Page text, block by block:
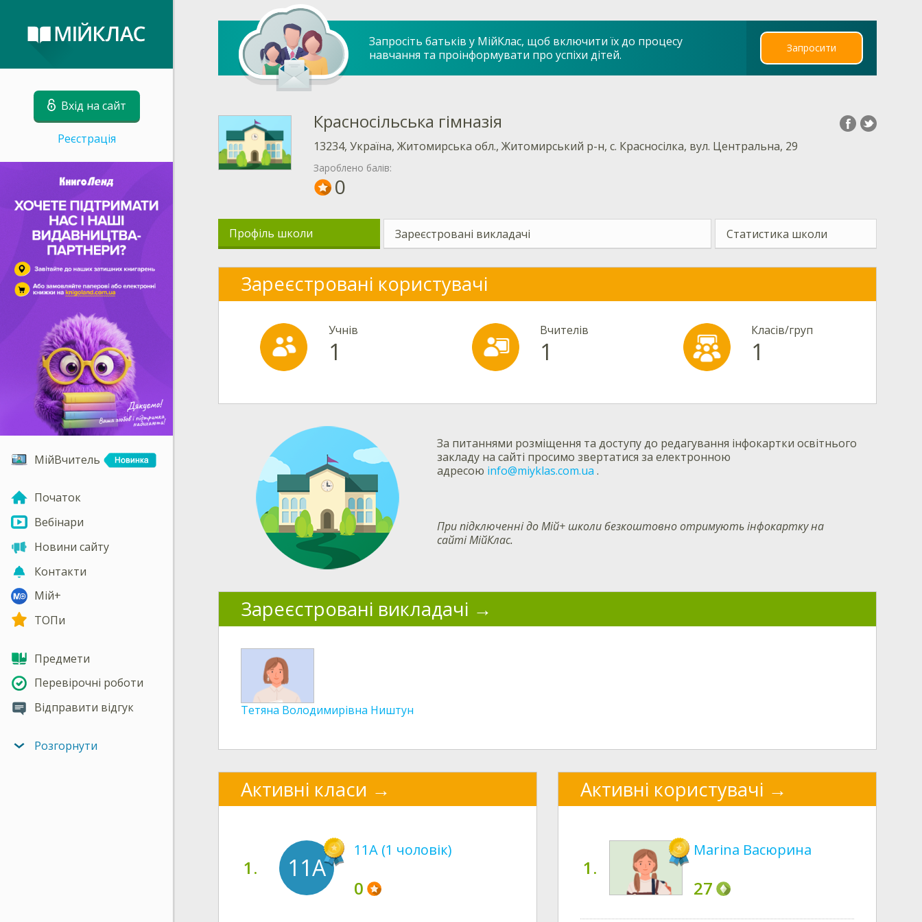
Вхід на сайт
Реєстрація
МійВчитель
Початок
Вебінари
Новини сайту
Контакти
Мій+
ТОПи
Предмети
Перевірочні роботи
Відправити відгук
Розгорнути
Запросіть батьків у МійКлас, щоб включити їх до процесу
навчання та проінформувати про успіхи дітей.
Запросити
Красносільська гімназія
13234, Україна, Житомирська обл., Житомирський р-н, с. Красносілка, вул. Центральна, 29
Зароблено балів:
0
Профіль школи Зареєстровані викладачі Статистика школи
Зареєстровані користувачі
Учнів
1
Вчителів
1
Класів/груп
1
За питаннями розміщення та доступу до редагування інфокартки освітнього
закладу на сайті просимо звертатися за електронною
адресою info@miyklas.com.ua .
При підключенні до Мій+ школи безкоштовно отримують інфокартку на
сайті МійКлас.
Зареєстровані викладачі
Тетяна Володимирівна Ништун
Активні класи
1. 11A
11A (1 чоловік)
0
Активні користувачі
1.
Marina Васюрина
27